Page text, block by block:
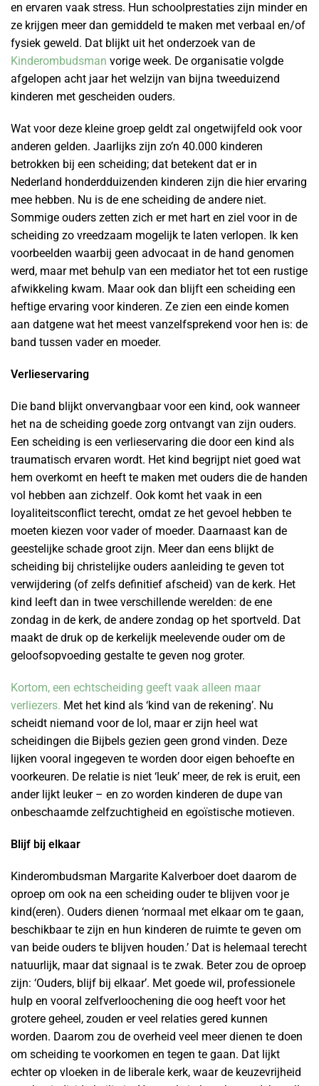
en ervaren vaak stress. Hun schoolprestaties zijn minder en
ze krijgen meer dan gemiddeld te maken met verbaal en/of
fysiek geweld. Dat blijkt uit het onderzoek van de
Kinderombudsman vorige week. De organisatie volgde
afgelopen acht jaar het welzijn van bijna tweeduizend
kinderen met gescheiden ouders.
Wat voor deze kleine groep geldt zal ongetwijfeld ook voor
anderen gelden. Jaarlijks zijn zo’n 40.000 kinderen
betrokken bij een scheiding; dat betekent dat er in
Nederland honderdduizenden kinderen zijn die hier ervaring
mee hebben. Nu is de ene scheiding de andere niet.
Sommige ouders zetten zich er met hart en ziel voor in de
scheiding zo vreedzaam mogelijk te laten verlopen. Ik ken
voorbeelden waarbij geen advocaat in de hand genomen
werd, maar met behulp van een mediator het tot een rustige
afwikkeling kwam. Maar ook dan blijft een scheiding een
heftige ervaring voor kinderen. Ze zien een einde komen
aan datgene wat het meest vanzelfsprekend voor hen is: de
band tussen vader en moeder.
Verlieservaring
Die band blijkt onvervangbaar voor een kind, ook wanneer
het na de scheiding goede zorg ontvangt van zijn ouders.
Een scheiding is een verlieservaring die door een kind als
traumatisch ervaren wordt. Het kind begrijpt niet goed wat
hem overkomt en heeft te maken met ouders die de handen
vol hebben aan zichzelf. Ook komt het vaak in een
loyaliteitsconflict terecht, omdat ze het gevoel hebben te
moeten kiezen voor vader of moeder. Daarnaast kan de
geestelijke schade groot zijn. Meer dan eens blijkt de
scheiding bij christelijke ouders aanleiding te geven tot
verwijdering (of zelfs definitief afscheid) van de kerk. Het
kind leeft dan in twee verschillende werelden: de ene
zondag in de kerk, de andere zondag op het sportveld. Dat
maakt de druk op de kerkelijk meelevende ouder om de
geloofsopvoeding gestalte te geven nog groter.
Kortom, een echtscheiding geeft vaak alleen maar
verliezers. Met het kind als ‘kind van de rekening’. Nu
scheidt niemand voor de lol, maar er zijn heel wat
scheidingen die Bijbels gezien geen grond vinden. Deze
lijken vooral ingegeven te worden door eigen behoefte en
voorkeuren. De relatie is niet ‘leuk’ meer, de rek is eruit, een
ander lijkt leuker – en zo worden kinderen de dupe van
onbeschaamde zelfzuchtigheid en egoïstische motieven.
Blijf bij elkaar
Kinderombudsman Margarite Kalverboer doet daarom de
oproep om ook na een scheiding ouder te blijven voor je
kind(eren). Ouders dienen ‘normaal met elkaar om te gaan,
beschikbaar te zijn en hun kinderen de ruimte te geven om
van beide ouders te blijven houden.’ Dat is helemaal terecht
natuurlijk, maar dat signaal is te zwak. Beter zou de oproep
zijn: ‘Ouders, blijf bij elkaar’. Met goede wil, professionele
hulp en vooral zelfverloochening die oog heeft voor het
grotere geheel, zouden er veel relaties gered kunnen
worden. Daarom zou de overheid veel meer dienen te doen
om scheiding te voorkomen en tegen te gaan. Dat lijkt
echter op vloeken in de liberale kerk, waar de keuzevrijheid